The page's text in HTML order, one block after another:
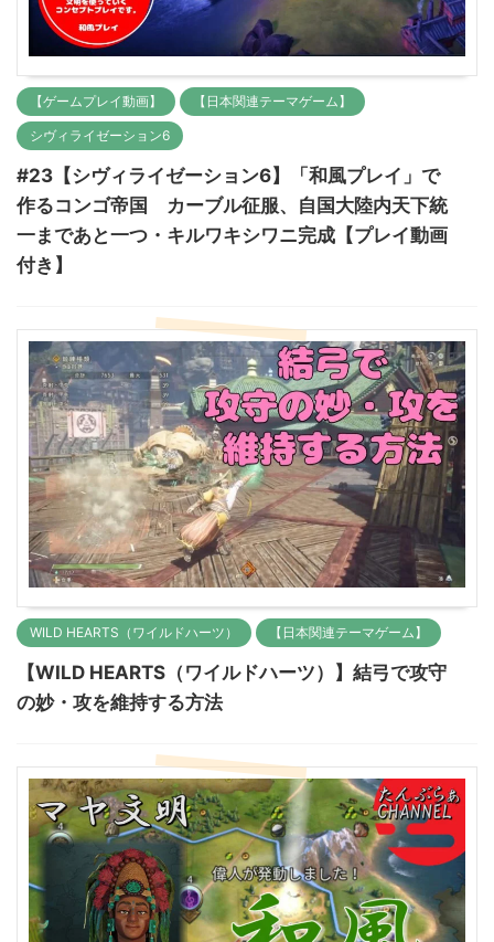
【ゲームプレイ動画】 【日本関連テーマゲーム】
シヴィライゼーション6
#23【シヴィライゼーション6】「和風プレイ」で
作るコンゴ帝国 カーブル征服、自国大陸内天下統
一まであと一つ・キルワキシワニ完成【プレイ動画
付き】
WILD HEARTS（ワイルドハーツ） 【日本関連テーマゲーム】
【WILD HEARTS（ワイルドハーツ）】結弓で攻守
の妙・攻を維持する方法